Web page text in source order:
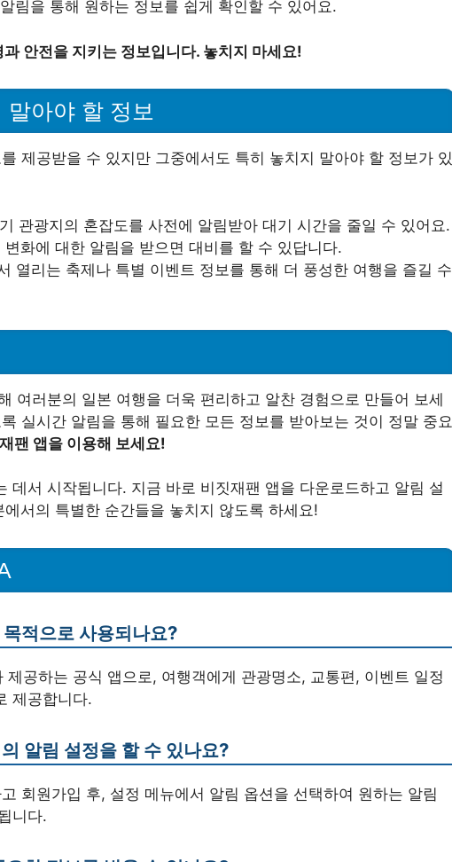
림을 통해 원하는 정보를 쉽게 확인할 수 있어요.
안전을 지키는 정보입니다. 놓치지 마세요!
아야 할 정보
제공받을 수 있지만 그중에서도 특히 놓치지 말아야 할 정보가 있
관광지의 혼잡도를 사전에 알림받아 대기 시간을 줄일 수 있어요.
화에 대한 알림을 받으면 대비를 할 수 있답니다.
열리는 축제나 특별 이벤트 정보를 통해 더 풍성한 여행을 즐길 수
여러분의 일본 여행을 더욱 편리하고 알찬 경험으로 만들어 보세
실시간 알림을 통해 필요한 모든 정보를 받아보는 것이 정말 중요
팬 앱을 이용해 보세요!
데서 시작됩니다. 지금 바로 비짓재팬 앱을 다운로드하고 알림 설
서의 특별한 순간들을 놓치지 않도록 하세요!
적으로 사용되나요?
제공하는 공식 앱으로, 여행객에게 관광명소, 교통편, 이벤트 일정
제공합니다.
알림 설정을 할 수 있나요?
회원가입 후, 설정 메뉴에서 알림 옵션을 선택하여 원하는 알림
니다.